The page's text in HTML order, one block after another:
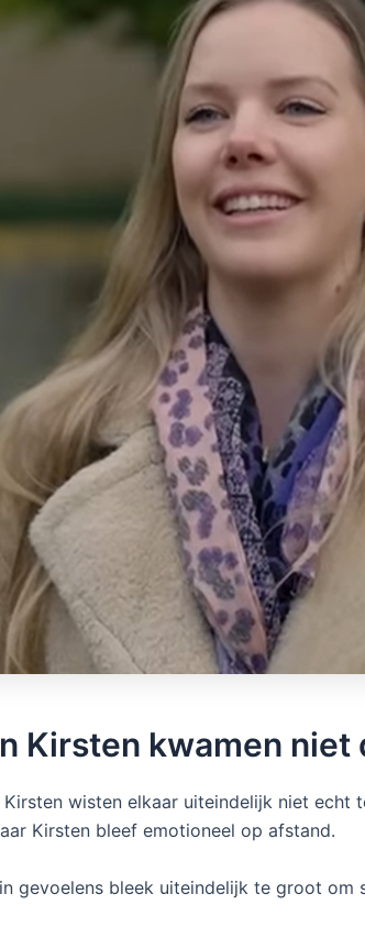
Kirsten kwamen
Kirsten wisten elkaar uiteindelijk niet echt
Kirsten bleef emotioneel op afstand.
gevoelens bleek uiteindelijk te groot om